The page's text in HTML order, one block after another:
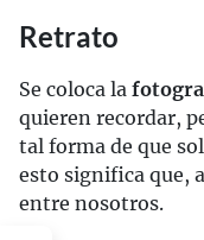
Retrato
Se coloca la
quieren recordar,
tal forma de que
esto significa que,
entre nosotros.